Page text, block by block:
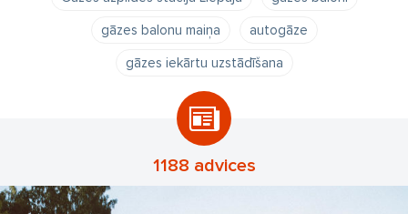
gāzes balonu maiņa
autogāze
gāzes iekārtu uzstādīšana
1188 advices